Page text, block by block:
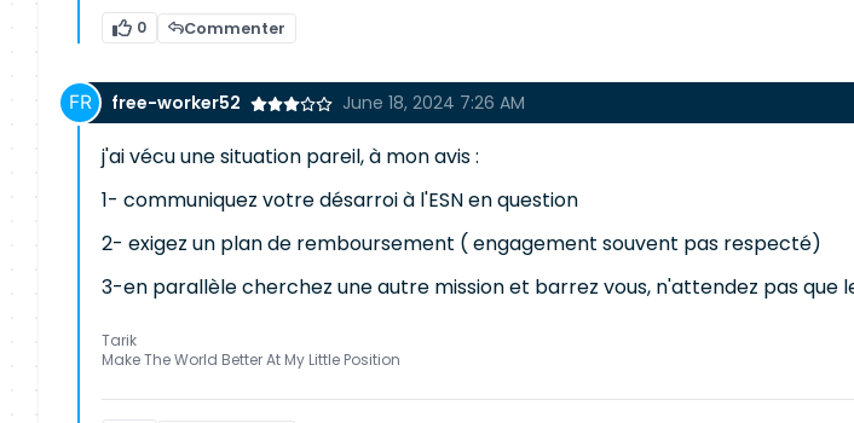
0 Commenter
free-worker52 June 18, 2024 7:26 AM
j'ai vécu une situation pareil, à mon avis :
1- communiquez votre désarroi à l'ESN en question
2- exigez un plan de remboursement ( engagement souvent pas respecté)
3-en parallèle cherchez une autre mission et barrez vous, n'attendez pas que
Tarik
Make The World Better At My Little Position